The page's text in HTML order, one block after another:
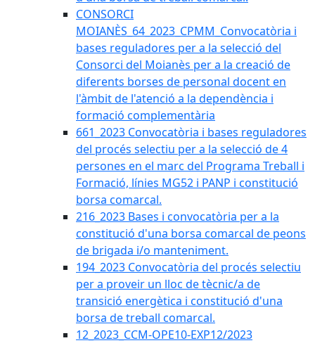
CONSORCI
MOIANÈS_64_2023_CPMM_Convocatòria i
bases reguladores per a la selecció del
Consorci del Moianès per a la creació de
diferents borses de personal docent en
l'àmbit de l'atenció a la dependència i
formació complementària
661_2023 Convocatòria i bases reguladores
del procés selectiu per a la selecció de 4
persones en el marc del Programa Treball i
Formació, línies MG52 i PANP i constitució
borsa comarcal.
216_2023 Bases i convocatòria per a la
constitució d'una borsa comarcal de peons
de brigada i/o manteniment.
194_2023 Convocatòria del procés selectiu
per a proveir un lloc de tècnic/a de
transició energètica i constitució d'una
borsa de treball comarcal.
12_2023_CCM-OPE10-EXP12/2023